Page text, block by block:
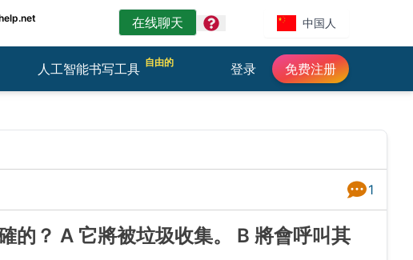
在线聊天 question 中国人
人工智能书写工具 自由的 登录 免费注册
答案
1
的？ A 它將被垃圾收集。 B 將會呼叫其